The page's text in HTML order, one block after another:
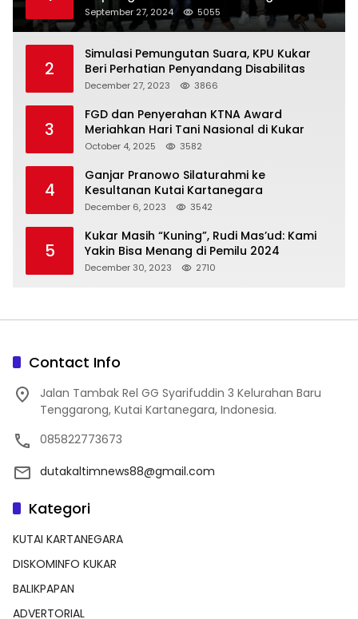
Indonesia
September 27, 2024 5055
2
Simulasi Pemungutan Suara, KPU Kukar
Beri Perhatian Penyandang Disabilitas
December 27, 2023 3866
3
FGD dan Penyerahan KTNA Award
Meriahkan Hari Tani Nasional di Kukar
October 4, 2025 3582
4
Ganjar Pranowo Silaturahmi ke
Kesultanan Kutai Kartanegara
December 6, 2023 3542
5
Kukar Masih “Kuning”, Rudi Mas’ud: Kami
Yakin Bisa Menang di Pemilu 2024
December 30, 2023 2710
Contact Info
Jalan Tambak Rel GG Syarifuddin 3 Kelurahan Baru
Tenggarong, Kutai Kartanegara, Indonesia.
085822773673
dutakaltimnews88@gmail.com
Kategori
KUTAI KARTANEGARA
DISKOMINFO KUKAR
BALIKPAPAN
ADVERTORIAL